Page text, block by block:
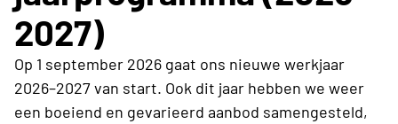
2027)
Op 1 september 2026 gaat ons nieuwe werkjaar
2026–2027 van start. Ook dit jaar hebben we weer
een boeiend en gevarieerd aanbod samengesteld,